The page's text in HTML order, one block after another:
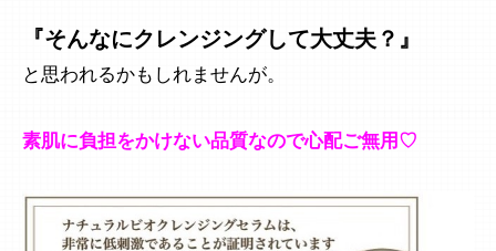
『そんなにクレンジングして大丈夫？』
と思われるかもしれませんが。
素肌に負担をかけない品質なので心配ご無用♡